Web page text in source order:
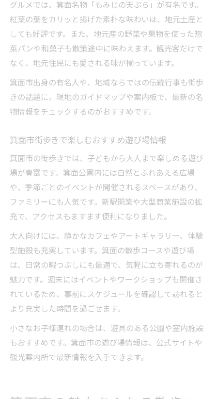
グルメでは、箕面名物「もみじの天ぷら」が有名です。
紅葉の葉をカリッと揚げた素朴な味わいは、地元土産と
しても好評です。また、地元産の野菜や果物を使った惣
菜パンや和菓子も散策途中に味わえます。観光客だけで
なく、地元住民にも愛される味が揃っています。
箕面市出身の有名人や、地域ならではの伝統行事も街歩
きの話題に。現地のガイドマップや案内板で、最新の名
物情報をチェックするのがおすすめです。
箕面市街歩きで楽しむおすすめ遊び場情報
箕面市の街歩きでは、子どもから大人まで楽しめる遊び
場が豊富です。箕面公園内には自然とふれあえる広場
や、季節ごとのイベントが開催されるスペースがあり、
ファミリーにも人気です。新駅開業や大型商業施設の拡
充で、アクセスもますます便利になりました。
大人向けには、静かなカフェやアートギャラリー、体験
型施設も充実しています。箕面の散歩コースや遊び場
は、日常の暇つぶしにも最適で、気軽に立ち寄れるのが
魅力です。週末にはイベントやワークショップも開催さ
れているため、事前にスケジュールを確認して訪れると
より充実した時間を過ごせます。
小さなお子様連れの場合は、遊具のある公園や室内施設
もおすすめです。箕面市の遊び場情報は、公式サイトや
観光案内所で最新情報を入手できます。